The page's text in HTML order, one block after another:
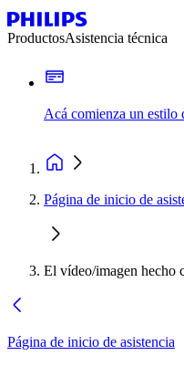
ProductosAsistencia técnica
Acá comienza un estilo
Página de inicio de
El vídeo/imagen hecho
Página de inicio de asistencia